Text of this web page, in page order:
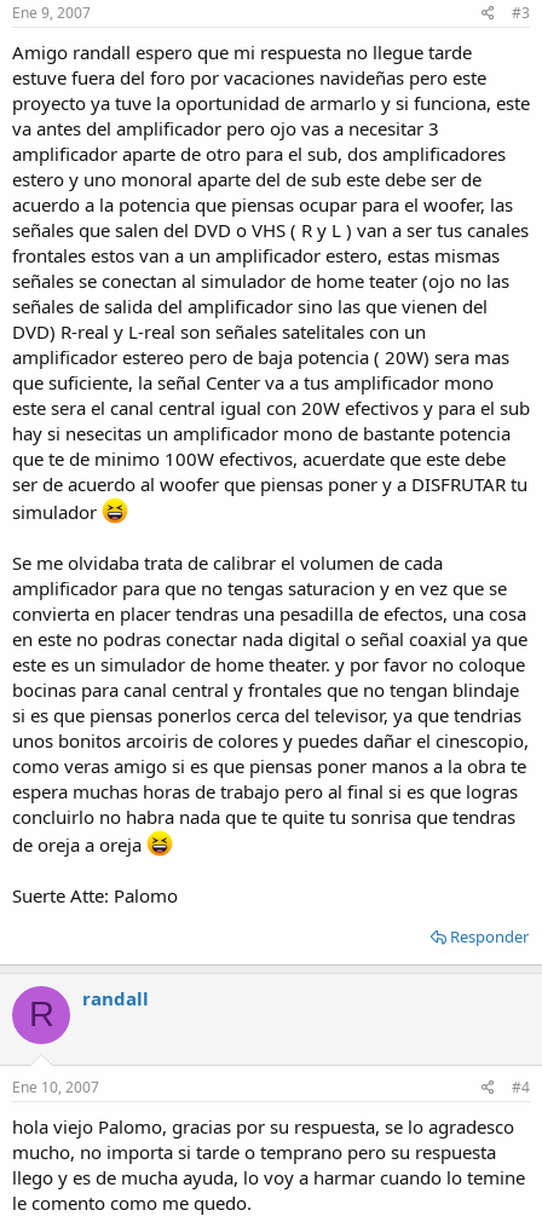
Ene 9, 2007 #3
Amigo randall espero que mi respuesta no llegue tarde
estuve fuera del foro por vacaciones navideñas pero este
proyecto ya tuve la oportunidad de armarlo y si funciona, este
va antes del amplificador pero ojo vas a necesitar 3
amplificador aparte de otro para el sub, dos amplificadores
estero y uno monoral aparte del de sub este debe ser de
acuerdo a la potencia que piensas ocupar para el woofer, las
señales que salen del DVD o VHS ( R y L ) van a ser tus canales
frontales estos van a un amplificador estero, estas mismas
señales se conectan al simulador de home teater (ojo no las
señales de salida del amplificador sino las que vienen del
DVD) R-real y L-real son señales satelitales con un
amplificador estereo pero de baja potencia ( 20W) sera mas
que suficiente, la señal Center va a tus amplificador mono
este sera el canal central igual con 20W efectivos y para el sub
hay si nesecitas un amplificador mono de bastante potencia
que te de minimo 100W efectivos, acuerdate que este debe
ser de acuerdo al woofer que piensas poner y a DISFRUTAR tu
simulador
Se me olvidaba trata de calibrar el volumen de cada
amplificador para que no tengas saturacion y en vez que se
convierta en placer tendras una pesadilla de efectos, una cosa
en este no podras conectar nada digital o señal coaxial ya que
este es un simulador de home theater. y por favor no coloque
bocinas para canal central y frontales que no tengan blindaje
si es que piensas ponerlos cerca del televisor, ya que tendrias
unos bonitos arcoiris de colores y puedes dañar el cinescopio,
como veras amigo si es que piensas poner manos a la obra te
espera muchas horas de trabajo pero al final si es que logras
concluirlo no habra nada que te quite tu sonrisa que tendras
de oreja a oreja
Suerte Atte: Palomo
Responder
R randall
Ene 10, 2007 #4
hola viejo Palomo, gracias por su respuesta, se lo agradesco
mucho, no importa si tarde o temprano pero su respuesta
llego y es de mucha ayuda, lo voy a harmar cuando lo temine
le comento como me quedo.